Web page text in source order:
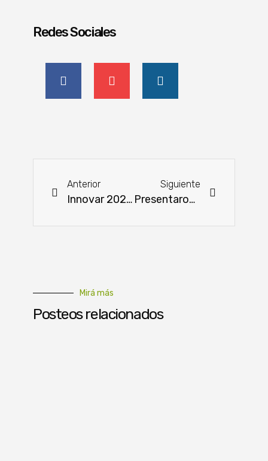
Redes Sociales
Anterior
Innovar 2024 presentará gran potencial productivo nacional con alta tecnología
Siguiente
Presentaron el programa Estemos Abiertos Edición 2024
Mirá más
Posteos relacionados